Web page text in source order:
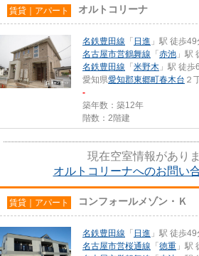
賃貸｜アパート オルトコリーナ
名鉄豊田線 「 日進 」駅 徒歩49
名古屋市営鶴舞線 「 赤池 」駅
名鉄豊田線 「 米野木 」駅 徒歩
愛知県愛知郡東郷町春木台 ２
-
築年数：築12年
階数：2階建
現在空室情報がありま
オルトコリーナへのお問い
賃貸｜アパート コンフォールメゾン・Ｋ
名鉄豊田線 「 日進 」駅 徒歩49
名古屋市営桜通線 「 徳重 」駅